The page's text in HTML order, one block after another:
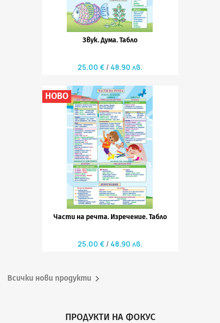
Звук. Дума. Табло
25.00 € 48.90 лв.
Части на речта. Изречение. Табло
25.00 € 48.90 лв.
НОВО
Всички нови продукти 
ПРОДУКТИ НА ФОКУС